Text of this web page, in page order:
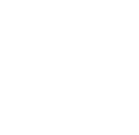
ビスでの取引実績があります
ものではありません
間以内＆設定した発送日数内に発送してい